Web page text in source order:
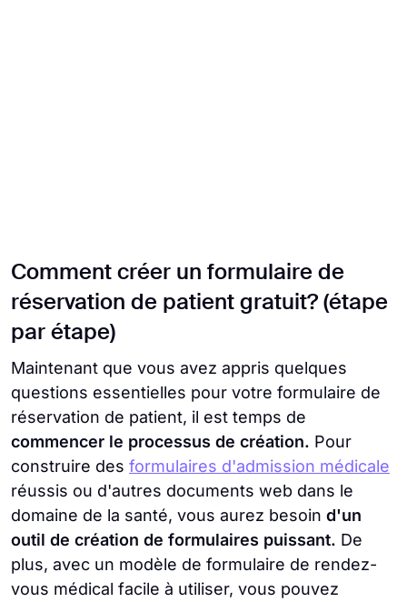
Comment créer un formulaire de
réservation de patient gratuit? (étape
par étape)
Maintenant que vous avez appris quelques
questions essentielles pour votre formulaire de
réservation de patient, il est temps de
commencer le processus de création. Pour
construire des formulaires d'admission médicale
réussis ou d'autres documents web dans le
domaine de la santé, vous aurez besoin d'un
outil de création de formulaires puissant. De
plus, avec un modèle de formulaire de rendez-
vous médical facile à utiliser, vous pouvez